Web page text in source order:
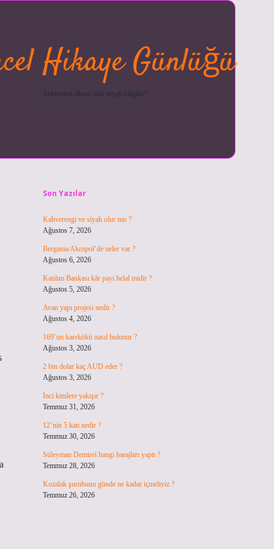
Hikaye Günlüğü
Sektörden ilham alan neşeli bilgiler!
Son Yazılar
Kahverengi ve siyah olur mu ?
Ağustos 7, 2026
Bergama Akropol’de neler var ?
Ağustos 6, 2026
Katılım Bankası kâr payı helal midir ?
Ağustos 5, 2026
Avan yapı projesi nedir ?
Ağustos 4, 2026
169’un karekökü nasıl bulunur ?
Ağustos 3, 2026
2 bin dolar kaç AUD eder ?
Ağustos 3, 2026
İnci kimlere yakışır ?
Temmuz 31, 2026
12’nin 5 katı nedir ?
Temmuz 30, 2026
Süleyman Demirel hangi barajları yaptı ?
Temmuz 28, 2026
Kozalak şurubunu günde ne kadar içmeliyiz ?
Temmuz 26, 2026